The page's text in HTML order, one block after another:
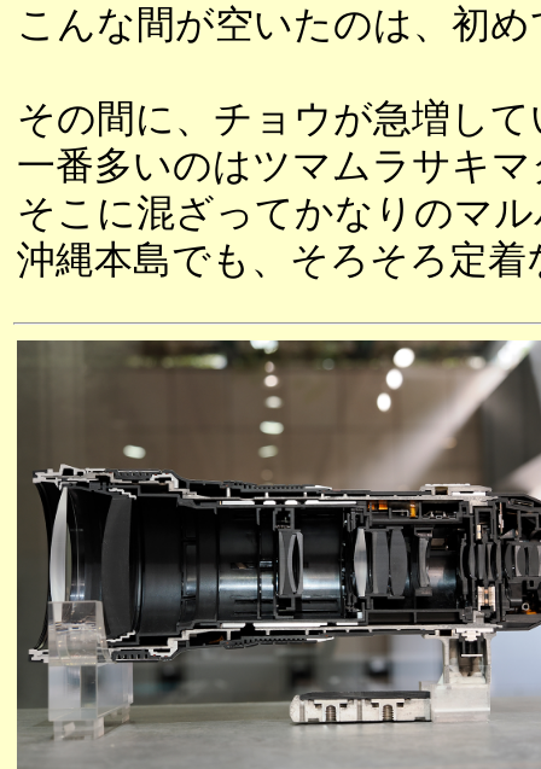
こんな間が空いたのは、初
その間に、チョウが急増し
一番多いのはツマムラサキ
そこに混ざってかなりのマ
沖縄本島でも、そろそろ定